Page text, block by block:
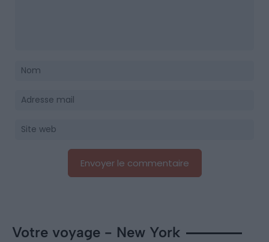
Votre voyage - New York